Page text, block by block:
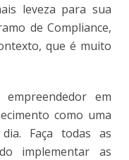
leveza para sua
de Compliance,
que é muito
em
como uma
Faça todas as
implementar as